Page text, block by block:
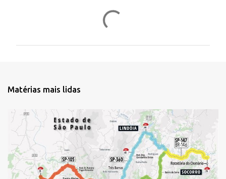
t
i
s
Matérias mais lidas